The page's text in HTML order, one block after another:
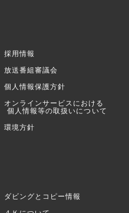
採用情報
放送番組審議会
個人情報保護方針
オンラインサービスにおける
個人情報等の取扱いについて
環境方針
ダビングとコピー情報